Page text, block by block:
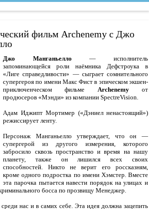
фильм Archenemy с Джо
Джо Манганьелло — исполнитель
запоминающейся роли наёмника Дефстроука в
«Лиге справедливости» — сыграет сомнительного
супергероя по имени Макс Фист в эпическом экшен-
приключенческом фильме Archenemyот
продюсеров «Мэнди» из компании SpectreVision.
Адам Иджипт Мортимер («Дэниел ненастоящий»)
режиссирует ленту.
Персонаж Манганьелло утверждает, что он —
супергерой из другого измерения, которого
забросило сквозь пространство и время на нашу
планету, также он лишился всех своих
способностей. Никто не верит его россказням,
кроме одного подростка по имени Хэмстер. Вместе
эта парочка пытается навести порядок на улицах и
босса по прозвищу Менеджер.
нас и в самих себе. Эта идея должна зацепить